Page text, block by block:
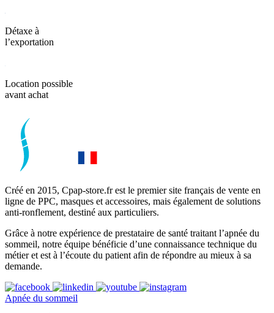
Détaxe à
l’exportation
Location possible
avant achat
Créé en 2015, Cpap-store.fr est le premier site français de vente en
ligne de PPC, masques et accessoires, mais également de solutions
anti-ronflement, destiné aux particuliers.
Grâce à notre expérience de prestataire de santé traitant l’apnée du
sommeil, notre équipe bénéficie d’une connaissance technique du
métier et est à l’écoute du patient afin de répondre au mieux à sa
demande.
Apnée du sommeil